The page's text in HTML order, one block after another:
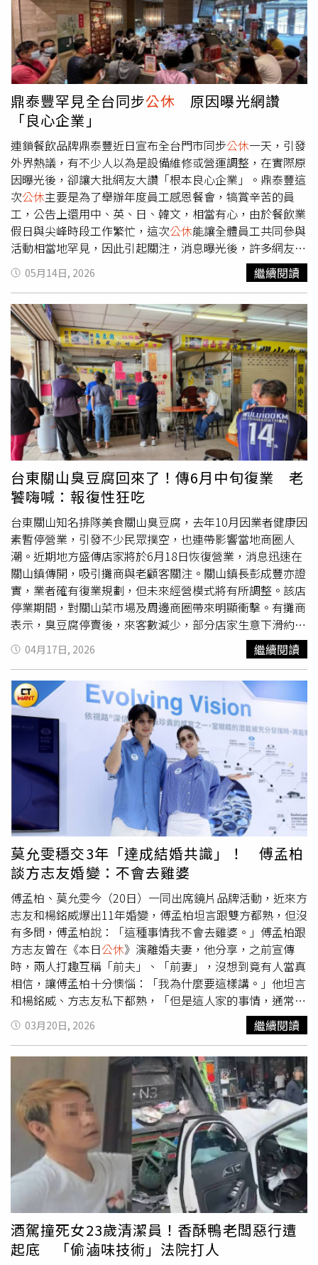
地，當季優先：選用有機蔬菜與小農直送蔬果，大幅縮短食
物里程，減少碳排放。■原食材料理，拒絕仿葷：堅決不使
用素雞、素肉等加工的化學仿葷素料，透過職人技法保留豐
富膳食纖維與植化素。■無化學添加，零負擔：全面拒絕防
腐劑、人工色素及鮮味劑，堅持潔淨精神，不給身體多餘負
擔。■嚴選頂級油品與天然調味：採用澳洲進口初榨冷壓核
桃油與天然植物油，並以新鮮香草蔬果取代味精，選用純天
然發酵的釀造醬油，慢火煨燉提煉純粹鮮美。頂級異國饗宴
與 Botanical & Vino 餐酒美學「186蔬食餐酒館」以異國料
理蔬食引領青埔食尚。開幕當日推出兩款指標主餐：「禪悦
紅煨．有機猴蕈」嚴選產量稀少的台灣高山有機猴頭菇（富
含植物性高蛋白），透過純釀醬油與溫潤中藥慢火煨燉，湯
頭濃厚而不油膩，展現「素中之葷」的絕妙彈嫩口感；「山
野原翠．珍饌松露」則將頂級松露醬細膩拌炒入米飯，搭配
外酥內嫩的滷炸猴頭菇排，呈現味覺與飽足感的雙重饗宴。
甜點與飲品同樣驚豔，不加一滴牛奶、零化學黏著劑的「手
工豆乳冰淇淋」，以有機非基改黃豆與天然植物油打造綿密
香濃口感。特調咖啡委由專業烘豆師客製化烘焙；「186鮮
榨果汁」於榨汁前，將當季水果透過「UB-FINE活氧水機」
深層洗浸去除細菌與農藥殘留，且全程不加一滴水，濃縮整
顆水果的營養精華。作為青埔商圈第一座國際蔬食餐酒館
（Botanical & Vino），「186蔬食餐酒館」將飲食昇華為身
心靈的療癒旅程。當夜幕低垂，賓客可於通透窗景前，輕酌
以香草、果物特調的無酒精調飲（Mocktail），或是精選的
低酒精（Low-Alcohol）與葡萄酒，享受微醺的放鬆時光。
堅持純天然原型食物、不添加化學成分、不使用加工素料。
嚴選台灣有機猴頭菇、頂級松露醬等高貴食材，運用東西合
璧、世界風料理手法呈現精緻餐點。（圖片提供／中悦
ITC）高端環保科技導入 實踐零廢棄循環經濟實踐ESG循環
經濟，「186蔬食餐酒館」不僅透過純植物飲食呼應國際減
碳倡議（每人一日蔬食即可減碳2.4-3公斤），更於營運端
導入高端環保科技。採用MIT台灣精品智慧乾燥廚餘機，將
店內的邊角料與剩食進行105°C高溫殺菌與熟成烘乾，轉化
為肥沃的「淨萃生機土」，再無償回饋大自然，滋養更多花
木蔬菜生長，落實「零廢棄、從產地到餐桌再回歸大自然」
的善循環。在6月4日的開幕活動上，186蔬食餐酒館主廚團
隊帶領多位貴賓們以舉杯取代傳統剪綵，呼應品牌與環境共
生共榮的理念。「186蔬食餐酒館」的進駐，補足了青埔高
鐵特區在高端健康餐飲的版塊。從每一餐純淨的蔬食開始，
186蔬食餐酒館團隊，在八京建設的協助支持下，能為台灣
的餐飲與商辦市場，開啟一條兼具商業價值與社會責任的嶄
新道路。【186蔬食餐酒館】80－90人餐席，場地寬闊明
亮，提供企業包場。（圖片提供／中悦ITC）【186蔬食餐
酒館營業資訊】餐廳地址：桃園市中壢區領航南路三段186
號4樓（中悦ITC國際商貿中心）預約專線：(03)321-3168
營業時間：週二至週日 11:30-14:00、17:30-20:00（每週一
況，都可能列入考核標準之中。另外，也有不少人認為，洗
碗工作本身比外界想像中更耗體力，也需要高度熟練度與耐
性。「洗碗的阿姨非常辛苦！超硬！」、「以鼎泰豐的標
準，你以為洗碗很簡單嗎」、「洗碗本身算簡單的事情，但
一天下來洗八個小時，那工作量非常可怕，更何況是在鼎泰
豐這種檔次的餐廳，而且腰也可能會開始出問題，所以才會
一直大缺人啊」、「你以為鼎泰豐的碗是家裡那些隨便洗洗
的嗎」。更有知情網友透露，「鼎泰豐洗碗很累的，對清潔
度非常要求，很多人洗2天就走了。」認為高薪背後其實伴
隨高強度工作壓力與嚴格標準。不過，也有不少人認為，鼎
泰豐長期以來在員工福利與薪資待遇方面表現相對突出，堪
稱台灣餐飲業少數願意提高基層薪資的企業之一。有網友直
言，鼎泰豐相當照顧員工，甚至稱其為「佛心企業」。
鼎泰豐罕見全台同步公休 原因曝光網讚
「良心企業」
連鎖餐飲品牌鼎泰豐近日宣布全台門市同步公休一天，引發
外界熱議，有不少人以為是設備維修或營運調整，在實際原
因曝光後，卻讓大批網友大讚「根本良心企業」。鼎泰豐這
次公休主要是為了舉辦年度員工感恩餐會，犒賞辛苦的員
工，公告上還用中、英、日、韓文，相當有心，由於餐飲業
假日與尖峰時段工作繁忙，這次公休能讓全體員工共同參與
活動相當地罕見，因此引起關注，消息曝光後，許多網友紛
紛留言表示羨慕，認為願意為員工福利暫停一天營業，相當
難得，「好難得啊！員工一定很開心」、「鼎泰豐真不愧是
良心企業」、「連鎖餐飲業能全員休假一天超級有良心」。
還有人開玩笑地提到「感恩餐會是吃鼎泰豐嗎」。據了解，
鼎泰豐自2017年起每年會有3天公休，分別為農曆除夕、大
年初一加年度感恩餐會，不少民眾也指出，由於餐飲業長期
面臨高工時與人力壓力，企業若願意投入資源照顧員工，不
僅能提升向心力，也有助於維持品牌形象與服務品質。鼎泰
豐 公休還用各種語言公告。（圖／翻攝鼎泰豐臉書）
05月14日, 2026 繼續閱讀
台東關山臭豆腐回來了！傳6月中旬復業 老
饕嗨喊：報復性狂吃
台東關山知名排隊美食關山臭豆腐，去年10月因業者健康因
素暫停營業，引發不少民眾撲空，也連帶影響當地商圈人
潮。近期地方盛傳店家將於6月18日恢復營業，消息迅速在
關山鎮傳開，吸引攤商與老顧客關注。關山鎮長彭成豐亦證
實，業者確有復業規劃，但未來經營模式將有所調整。該店
停業期間，對關山菜市場及周邊商圈帶來明顯衝擊。有攤商
表示，臭豆腐停賣後，來客數減少，部分店家生意下滑約2
成；也有水果攤業者指出，該店長期為市場帶動人潮，是重
要的集客來源。地方人士則透露，整體商圈業績曾出現超過
1成的下滑，顯示其對區域經濟的影響力。近日社群平台臉
書社團「關山漫遊」出現相關訊息，指稱店家將於6月18日
重新開幕，並規劃每週二與週三為固定公休日，引發網友熱
議，「過年跟掃墓節都撲空，總算啊」、「報復性狂吃」。
關山臭豆腐將於6月復業，當地居民超興奮。（圖／翻攝
Google Maps）關山臭豆腐創立至今已逾40年，早年由第
一代以推車方式沿街販售，憑藉外酥內軟的口感逐漸建立口
碑，後進駐市場設店，成為台東縱谷具代表性的在地小吃之
一。其後由第二代女兒與女婿接手經營，但因長期工作負荷
與健康因素，去年再次決定暫停營業。據了解，此次復業將
以「健康優先」為核心原則，除安排每週固定休息兩日外，
也將增加人力分擔工作，以降低營運壓力。對於未來規劃，
老闆娘透過友人表示，盼能以穩定步調經營店務，維持日常
生活與工作平衡。
04月17日, 2026 繼續閱讀
莫允雯穩交3年「達成結婚共識」！ 傅孟柏
談方志友婚變：不會去雞婆
傅孟柏、莫允雯今（20日）一同出席鏡片品牌活動，近來方
志友和楊銘威爆出11年婚變，傅孟柏坦言跟雙方都熟，但沒
有多問，傅孟柏說：「這種事情我不會去雞婆。」傅孟柏跟
方志友曾在《本日公休》演離婚夫妻，他分享，之前宣傳
時，兩人打趣互稱「前夫」、「前妻」，沒想到竟有人當真
相信，讓傅孟柏十分懊惱：「我為什麼要這樣講。」他坦言
和楊銘威、方志友私下都熟，「但是這人家的事情，通常這
種事情，我問都不會問」。而據傳楊銘威酒後愛把「離婚」
掛嘴邊，導致隔閡加深，傅孟柏與經紀人老婆愛情長跑十多
急撇：「我覺得我會被打。」也勸世，「離婚」這個詞彙
「盡量不要掛在嘴邊」。而莫允雯上月被本刊拍到跟男友吃
火鍋，嘟嘴撒嬌的模樣就像熱戀中。她今大方表示，男友小
她兩歲，從事廣告業，是情緒穩定的牡羊男，雙方已經交往
三年，她也自嘲：「我都這把年紀了。」對戀情十分坦蕩
蕩，也坦言兩人對結婚已有共識，「有好消息會說」。
03月20日, 2026 繼續閱讀
酒駕撞死女23歲清潔員！香酥鴨老闆惡行遭
起底 「偷滷味技術」法院打人